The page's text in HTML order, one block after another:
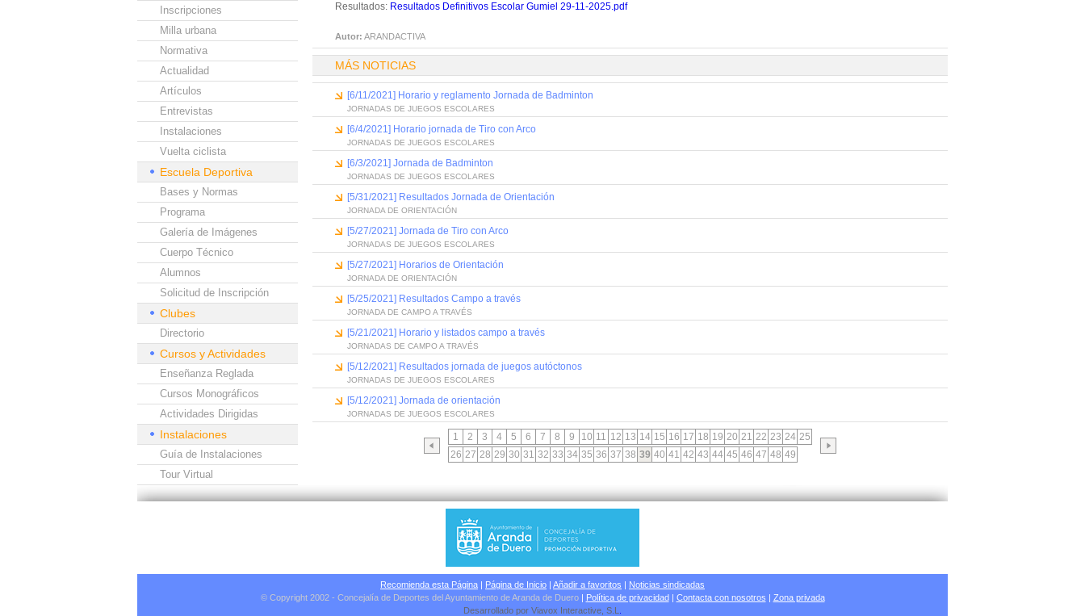
Inscripciones
Milla urbana
Normativa
Actualidad
Artículos
Entrevistas
Instalaciones
Vuelta ciclista
Escuela Deportiva
Bases y Normas
Programa
Galería de Imágenes
Cuerpo Técnico
Alumnos
Solicitud de Inscripción
Clubes
Directorio
Cursos y Actividades
Enseñanza Reglada
Cursos Monográficos
Actividades Dirigidas
Instalaciones
Guía de Instalaciones
Tour Virtual
Resultados: Resultados Definitivos Escolar Gumiel 29-11-2025.pdf
Autor: ARANDACTIVA
MÁS NOTICIAS
[6/11/2021] Horario y reglamento Jornada de Badminton
JORNADAS DE JUEGOS ESCOLARES
[6/4/2021] Horario jornada de Tiro con Arco
JORNADAS DE JUEGOS ESCOLARES
[6/3/2021] Jornada de Badminton
JORNADAS DE JUEGOS ESCOLARES
[5/31/2021] Resultados Jornada de Orientación
JORNADA DE ORIENTACIÓN
[5/27/2021] Jornada de Tiro con Arco
JORNADAS DE JUEGOS ESCOLARES
[5/27/2021] Horarios de Orientación
JORNADA DE ORIENTACIÓN
[5/25/2021] Resultados Campo a través
JORNADA DE CAMPO A TRAVÉS
[5/21/2021] Horario y listados campo a través
JORNADAS DE CAMPO A TRAVÉS
[5/12/2021] Resultados jornada de juegos autóctonos
JORNADAS DE JUEGOS ESCOLARES
[5/12/2021] Jornada de orientación
JORNADAS DE JUEGOS ESCOLARES
1 2 3 4 5 6 7 8 9 10 11 12 13 14 15 16 17 18 19 20 21 22 23 24 25
26 27 28 29 30 31 32 33 34 35 36 37 38 39 40 41 42 43 44 45 46 47 48 49
Recomienda esta Página | Página de Inicio | Añadir a favoritos | Noticias sindicadas
© Copyright 2002 - Concejalía de Deportes del Ayuntamiento de Aranda de Duero| Política de privacidad| Contacta con nosotros | Zona privada
Desarrollado por Viavox Interactive , S.L